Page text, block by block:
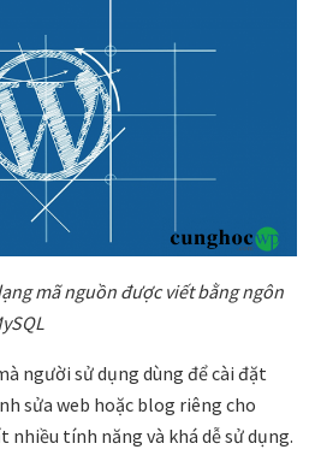
mã nguồn được viết bằng ngôn
người sử dụng dùng để cài đặt
sửa web hoặc blog riêng cho
nhiều tính năng và khá dễ sử dụng.